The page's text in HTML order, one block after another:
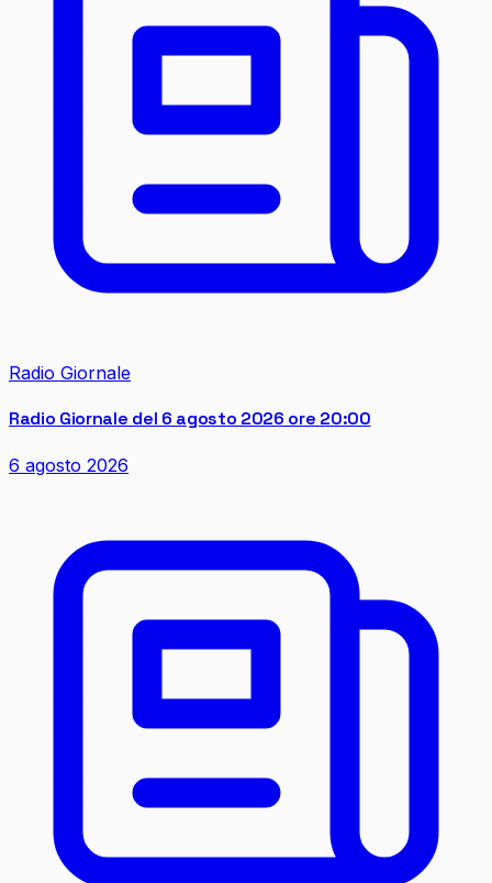
Radio Giornale
Radio Giornale del 6 agosto 2026 ore 20:00
6 agosto 2026